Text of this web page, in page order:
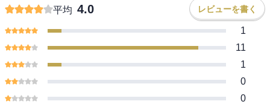
平均 4.0 レビューを書く
1
11
1
0
0